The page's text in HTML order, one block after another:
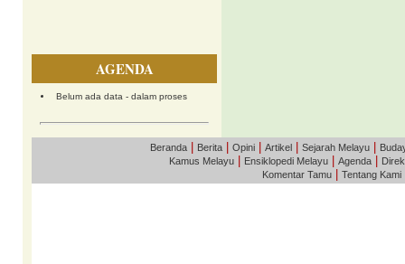
AGENDA
Belum ada data - dalam proses
Beranda Berita Opini Artikel Sejarah Melayu
Kamus Melayu
Ensiklopedi Melayu Agenda
Komentar Tamu
Tentang Kami